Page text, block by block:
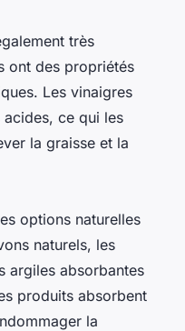
très
ont des propriétés
Les vinaigres
acides, ce qui les
la graisse et la
options naturelles
naturels, les
argiles absorbantes
produits absorbent
la